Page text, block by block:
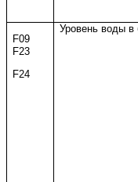
F09
F23
F24
Уровень воды в